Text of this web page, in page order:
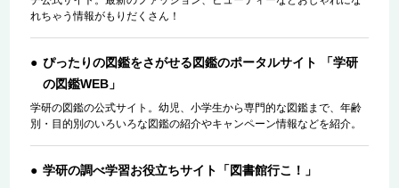
れちゃう情報がもりだくさん！
ぴったりの図鑑をさがせる図鑑のポータルサイト 「学研
の図鑑WEB」
学研の図鑑の公式サイト。幼児、小学生から専門的な図鑑まで、年齢
別・目的別のいろいろな図鑑の紹介やキャンペーン情報などを紹介。
学研の調べ学習お役立ちサイト「図書館行こ！」